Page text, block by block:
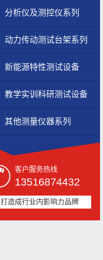
分析仪及测控仪系列
动力传动测试台架系列
新能源特性测试设备
教学实训科研测试设备
其他测量仪器系列
客户服务热线
13516874432
打造成行业内影响力品牌